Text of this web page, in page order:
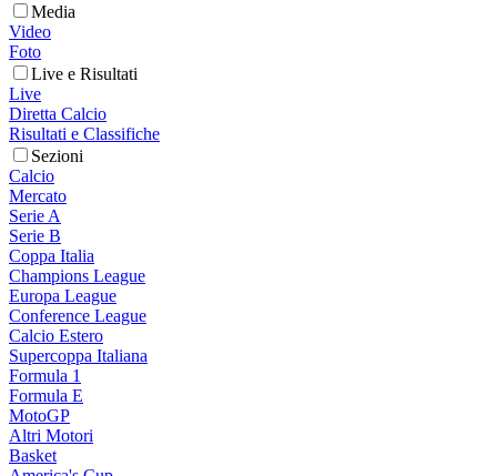
Media
Video
Foto
Live e Risultati
Live
Diretta Calcio
Risultati e Classifiche
Sezioni
Calcio
Mercato
Serie A
Serie B
Coppa Italia
Champions League
Europa League
Conference League
Calcio Estero
Supercoppa Italiana
Formula 1
Formula E
MotoGP
Altri Motori
Basket